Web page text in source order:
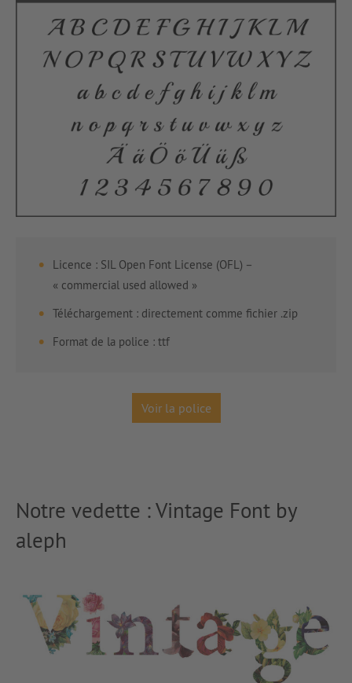
Licence : SIL Open Font License (OFL) –
« commercial used allowed »
Téléchargement : directement comme fichier .zip
Format de la police : ttf
Voir la police
Notre vedette : Vintage Font by
aleph